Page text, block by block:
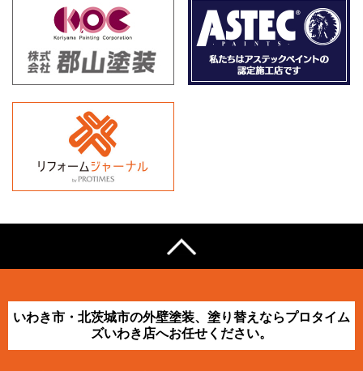
いわき市・北茨城市の外壁塗装、塗り替えならプロタイム
ズいわき店へお任せください。